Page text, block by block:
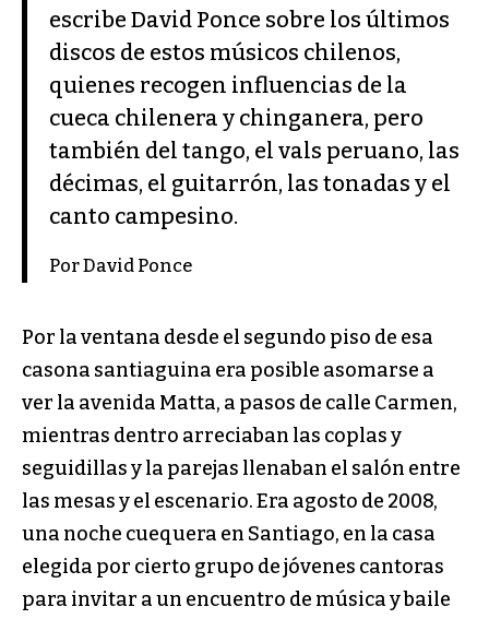
escribe David Ponce sobre los últimos
discos de estos músicos chilenos,
quienes recogen influencias de la
cueca chilenera y chinganera, pero
también del tango, el vals peruano, las
décimas, el guitarrón, las tonadas y el
canto campesino.
Por David Ponce
Por la ventana desde el segundo piso de esa
casona santiaguina era posible asomarse a
ver la avenida Matta, a pasos de calle Carmen,
mientras dentro arreciaban las coplas y
seguidillas y la parejas llenaban el salón entre
las mesas y el escenario. Era agosto de 2008,
una noche cuequera en Santiago, en la casa
elegida por cierto grupo de jóvenes cantoras
para invitar a un encuentro de música y baile